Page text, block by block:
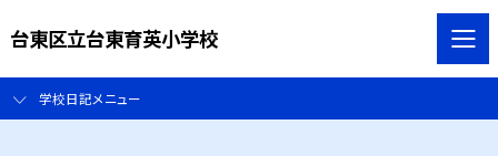
台東区立台東育英小学校
学校日記メニュー